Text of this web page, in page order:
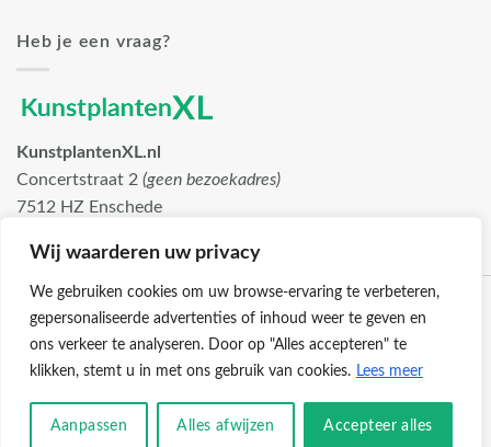
Wij waarderen uw privacy
We gebruiken cookies om uw browse-ervaring te verbeteren,
gepersonaliseerde advertenties of inhoud weer te geven en
ons verkeer te analyseren. Door op "Alles accepteren" te
klikken, stemt u in met ons gebruik van cookies. Lees meer
Aanpassen Alles afwijzen Accepteer alles
Heb je een vraag?
KunstplantenXL.nl
Concertstraat 2 (geen bezoekadres)
7512 HZ Enschede